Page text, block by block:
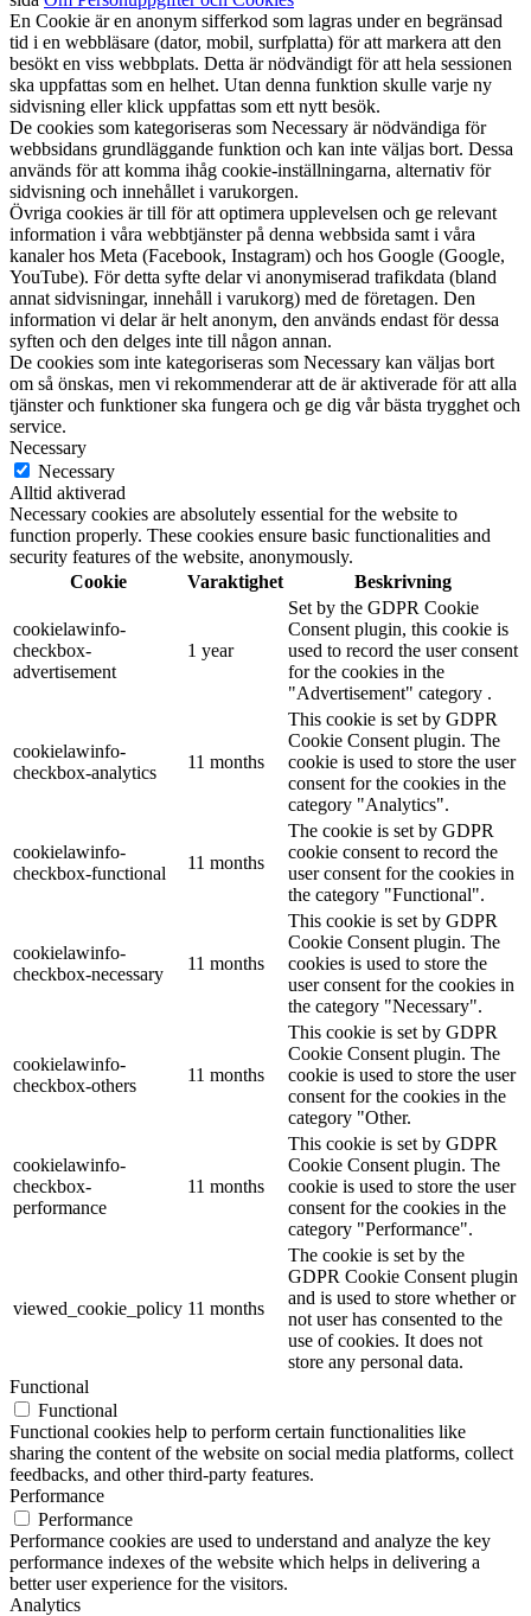
En Cookie är en anonym sifferkod som lagras under en begränsad
tid i en webbläsare (dator, mobil, surfplatta) för att markera att den
besökt en viss webbplats. Detta är nödvändigt för att hela sessionen
ska uppfattas som en helhet. Utan denna funktion skulle varje ny
sidvisning eller klick uppfattas som ett nytt besök.
De cookies som kategoriseras som Necessary är nödvändiga för
webbsidans grundläggande funktion och kan inte väljas bort. Dessa
används för att komma ihåg cookie-inställningarna, alternativ för
sidvisning och innehållet i varukorgen.
Övriga cookies är till för att optimera upplevelsen och ge relevant
information i våra webbtjänster på denna webbsida samt i våra
kanaler hos Meta (Facebook, Instagram) och hos Google (Google,
YouTube). För detta syfte delar vi anonymiserad trafikdata (bland
annat sidvisningar, innehåll i varukorg) med de företagen. Den
information vi delar är helt anonym, den används endast för dessa
syften och den delges inte till någon annan.
De cookies som inte kategoriseras som Necessary kan väljas bort
om så önskas, men vi rekommenderar att de är aktiverade för att alla
tjänster och funktioner ska fungera och ge dig vår bästa trygghet och
service.
Necessary
Necessary
Alltid aktiverad
Necessary cookies are absolutely essential for the website to
function properly. These cookies ensure basic functionalities and
security features of the website, anonymously.
Cookie
Varaktighet Beskrivning
cookielawinfo-
checkbox-
advertisement
1 year
Set by the GDPR Cookie
Consent plugin, this cookie is
used to record the user consent
for the cookies in the
"Advertisement" category .
cookielawinfo-
checkbox-analytics
11 months
This cookie is set by GDPR
Cookie Consent plugin. The
cookie is used to store the user
consent for the cookies in the
category "Analytics".
cookielawinfo-
checkbox-functional
11 months
The cookie is set by GDPR
cookie consent to record the
user consent for the cookies in
the category "Functional".
cookielawinfo-
checkbox-necessary
11 months
This cookie is set by GDPR
Cookie Consent plugin. The
cookies is used to store the
user consent for the cookies in
the category "Necessary".
cookielawinfo-
checkbox-others
11 months
This cookie is set by GDPR
Cookie Consent plugin. The
cookie is used to store the user
consent for the cookies in the
category "Other.
cookielawinfo-
checkbox-
performance
11 months
This cookie is set by GDPR
Cookie Consent plugin. The
cookie is used to store the user
consent for the cookies in the
category "Performance".
viewed_cookie_policy 11 months
The cookie is set by the
GDPR Cookie Consent plugin
and is used to store whether or
not user has consented to the
use of cookies. It does not
store any personal data.
Functional
Functional
Functional cookies help to perform certain functionalities like
sharing the content of the website on social media platforms, collect
feedbacks, and other third-party features.
Performance
Performance
Performance cookies are used to understand and analyze the key
performance indexes of the website which helps in delivering a
better user experience for the visitors.
Analytics